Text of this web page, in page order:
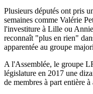
Plusieurs députés ont pris
semaines comme Valérie
l'investiture à Lille ou
reconnaît "plus en rien"
apparentée au groupe
A l'Assemblée, le groupe
législature en 2017 une
de membres à part entière à